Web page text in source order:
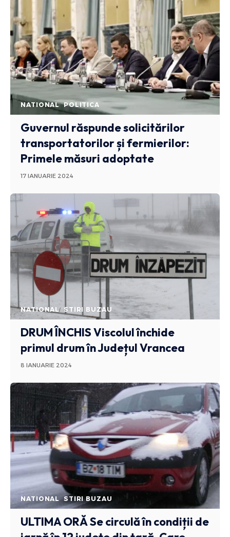
NATIONAL POLITICA
Guvernul răspunde solicitărilor
transportatorilor și fermierilor:
Primele măsuri adoptate
17 IANUARIE 2024
NATIONAL STIRI BUZAU
DRUM ÎNCHISViscolul închide
primul drum în Județul Vrancea
8 IANUARIE 2024
NATIONAL STIRI BUZAU
ULTIMA ORĂSe circulă în condiții de